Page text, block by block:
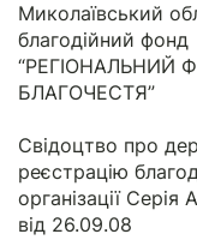
Миколаївський
благодійний фонд
“РЕГІОНАЛЬНИЙ
БЛАГОЧЕСТЯ”
Свідоцтво про
реєстрацію
організації
від 26.09.08